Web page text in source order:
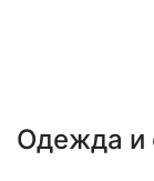
Одежда и